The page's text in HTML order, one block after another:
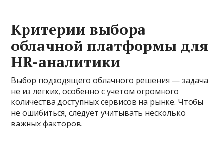
Критерии выбора
облачной платформы для
HR-аналитики
Выбор подходящего облачного решения — задача
не из легких, особенно с учетом огромного
количества доступных сервисов на рынке. Чтобы
не ошибиться, следует учитывать несколько
важных факторов.